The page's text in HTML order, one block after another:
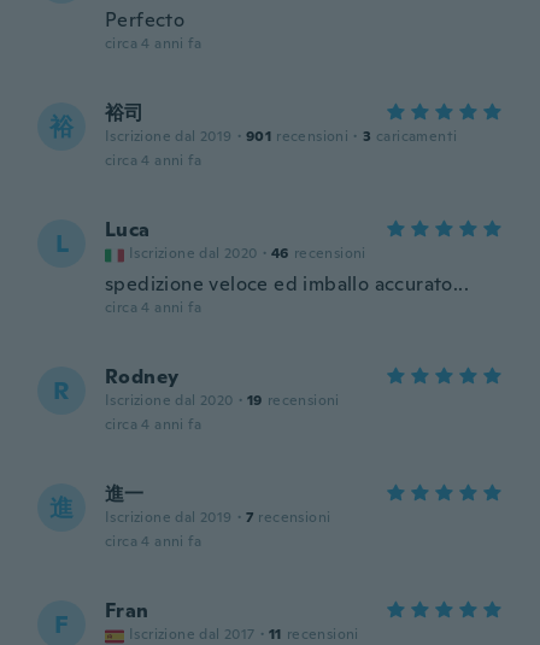
Perfecto
circa 4 anni fa
裕 裕司
Iscrizione dal 2019 · 901 recensioni · 3 caricamenti
circa 4 anni fa
L Luca
Iscrizione dal 2020 · 46 recensioni
spedizione veloce ed imballo accurato...
circa 4 anni fa
R Rodney
Iscrizione dal 2020 · 19 recensioni
circa 4 anni fa
進 進一
Iscrizione dal 2019 · 7 recensioni
circa 4 anni fa
F Fran
Iscrizione dal 2017 · 11 recensioni